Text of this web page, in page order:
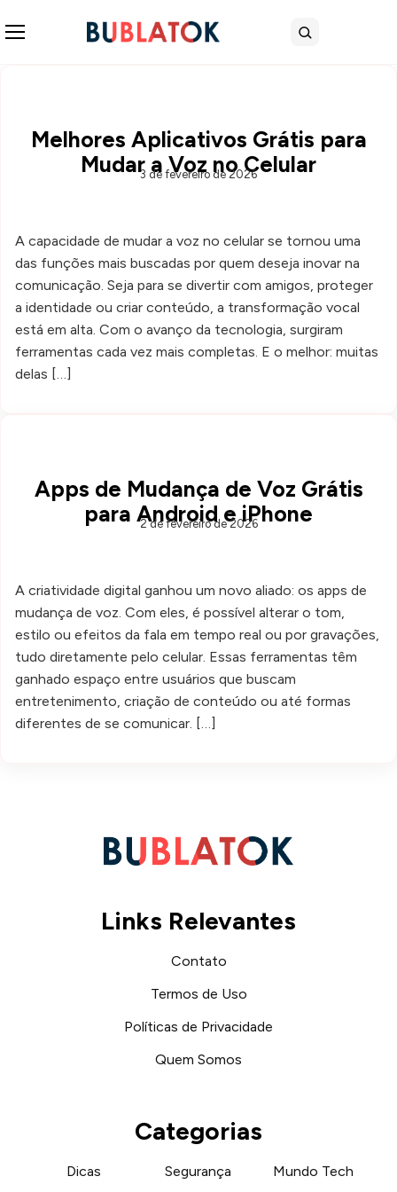
Buscar
Melhores Aplicativos Grátis para
Mudar a Voz no Celular
3 de fevereiro de 2026
A capacidade de mudar a voz no celular se tornou uma
das funções mais buscadas por quem deseja inovar na
comunicação. Seja para se divertir com amigos, proteger
a identidade ou criar conteúdo, a transformação vocal
está em alta. Com o avanço da tecnologia, surgiram
ferramentas cada vez mais completas. E o melhor: muitas
delas […]
Apps de Mudança de Voz Grátis
para Android e iPhone
2 de fevereiro de 2026
A criatividade digital ganhou um novo aliado: os apps de
mudança de voz. Com eles, é possível alterar o tom,
estilo ou efeitos da fala em tempo real ou por gravações,
tudo diretamente pelo celular. Essas ferramentas têm
ganhado espaço entre usuários que buscam
entretenimento, criação de conteúdo ou até formas
diferentes de se comunicar. […]
Links Relevantes
Contato
Termos de Uso
Políticas de Privacidade
Quem Somos
Categorias
Dicas Segurança Mundo Tech